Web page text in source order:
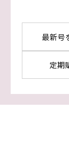
最新号
定期